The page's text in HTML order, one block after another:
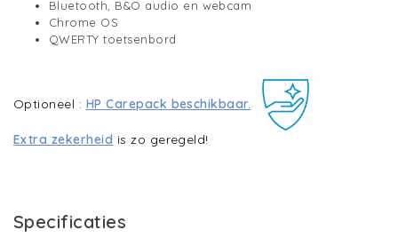
Bluetooth, B&O audio en webcam
Chrome OS
QWERTY toetsenbord
Optioneel : HP Carepack beschikbaar.
Extra zekerheid is zo geregeld!
Specificaties